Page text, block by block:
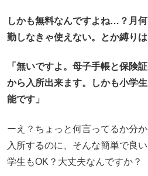
しかも無料なんですよね…？月
勤しなきゃ使えない。とか縛り
「無いですよ。母子手帳と保険
から入所出来ます。しかも小学
能です」
ーえ？ちょっと何言ってるか分
入所するのに、そんな簡単で良
学生もOK？大丈夫なんですか？